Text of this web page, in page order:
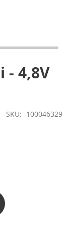
4,8V
SKU 100046329